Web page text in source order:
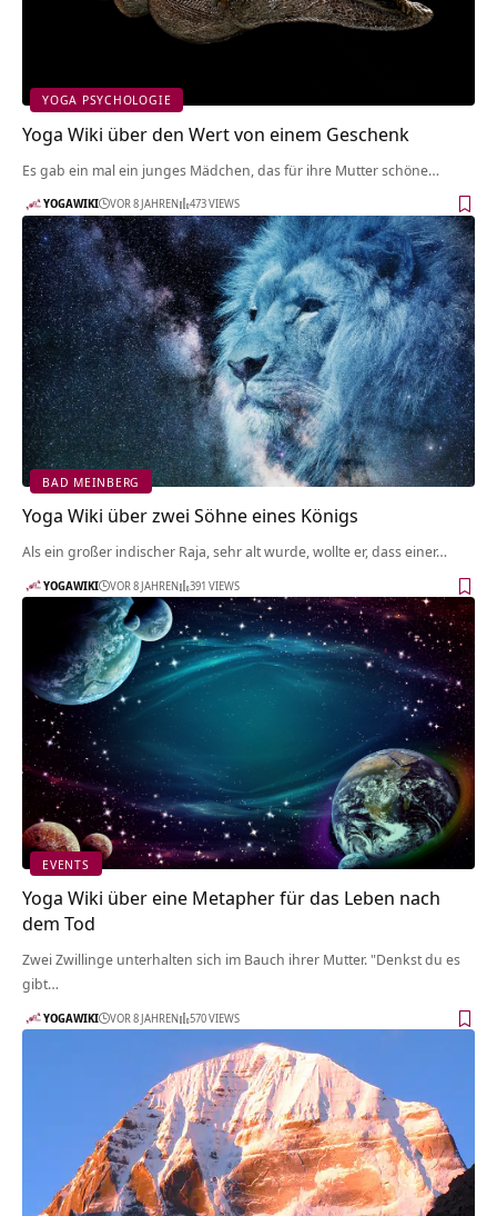
YOGA PSYCHOLOGIE
Yoga Wiki über den Wert von einem Geschenk
Es gab ein mal ein junges Mädchen, das für ihre Mutter schöne…
YOGAWIKI VOR 8 JAHREN 473 VIEWS
BAD MEINBERG
Yoga Wiki über zwei Söhne eines Königs
Als ein großer indischer Raja, sehr alt wurde, wollte er, dass einer…
YOGAWIKI VOR 8 JAHREN 391 VIEWS
EVENTS
Yoga Wiki über eine Metapher für das Leben nach
dem Tod
Zwei Zwillinge unterhalten sich im Bauch ihrer Mutter. "Denkst du es
gibt…
YOGAWIKI VOR 8 JAHREN 570 VIEWS